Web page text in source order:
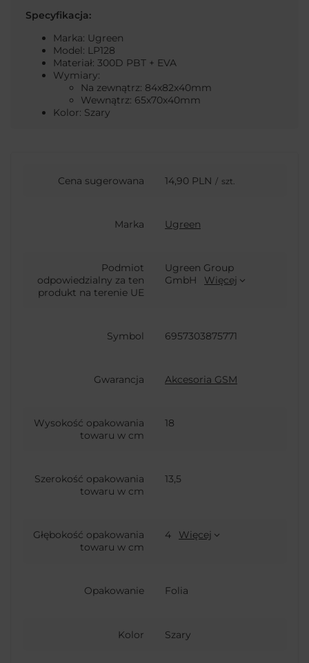
Specyfikacja:
Marka: Ugreen
Model: LP128
Materiał: 300D PBT + EVA
Wymiary:
Na zewnątrz: 84x82x40mm
Wewnątrz: 65x70x40mm
Kolor: Szary
Cena sugerowana 14,90 PLN / szt.
Marka Ugreen
Podmiot
odpowiedzialny za ten
produkt na terenie UE
Ugreen Group
GmbH
Więcej
Symbol 6957303875771
Gwarancja Akcesoria GSM
Wysokość opakowania
towaru w cm
18
Szerokość opakowania
towaru w cm
13,5
Głębokość opakowania
towaru w cm
4 Więcej
Opakowanie Folia
Kolor Szary